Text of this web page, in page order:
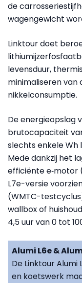
de
wagengewicht
Linktour doet
levensduur,
minimaliseren
nikkelconsumptie.
De energieopslag
brutocapaciteit
slechts enkele Wh
Mede dankzij het
efficiënte e‑motor
L7e-versie
(WMTC-
wallbox of
4,5 uur van 0 tot
Alumi L6e &
De Linktour Alumi
en koetswerk